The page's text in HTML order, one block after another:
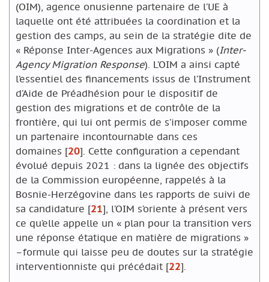
(OIM), agence onusienne partenaire de l’UE à
laquelle ont été attribuées la coordination et la
gestion des camps, au sein de la stratégie dite de
« Réponse Inter-Agences aux Migrations » (Inter-
Agency Migration Response). L’OIM a ainsi capté
l’essentiel des financements issus de l’Instrument
d’Aide de Préadhésion pour le dispositif de
gestion des migrations et de contrôle de la
frontière, qui lui ont permis de s’imposer comme
un partenaire incontournable dans ces
domaines [20]. Cette configuration a cependant
évolué depuis 2021 : dans la lignée des objectifs
de la Commission européenne, rappelés à la
Bosnie-Herzégovine dans les rapports de suivi de
sa candidature [21], l’OIM s’oriente à présent vers
ce qu’elle appelle un « plan pour la transition vers
une réponse étatique en matière de migrations »
–formule qui laisse peu de doutes sur la stratégie
interventionniste qui précédait[22].